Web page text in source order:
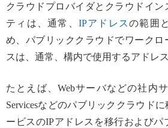
クラウドプロバイダとクラウドイ
ティは、通常、 IPアドレスの範囲
め、パブリッククラウドでワークロ
スは、通常、構内で使用するアドレ
たとえば、Webサーバなどの社内
Servicesなどのパブリッククラウド
ービスのIPアドレスを移行およびパ